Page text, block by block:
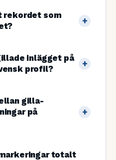
rekordet som
inlägget på
profil?
gilla-
på
totalt